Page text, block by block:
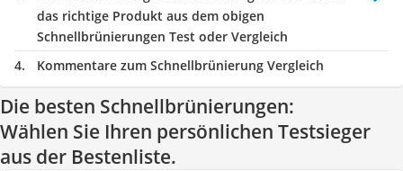
das richtige Produkt aus dem obigen
Schnellbrünierungen Test oder Vergleich
Kommentare zum Schnellbrünierung Vergleich
Die besten Schnellbrünierungen:
Wählen Sie Ihren persönlichen Testsieger
aus der Bestenliste.